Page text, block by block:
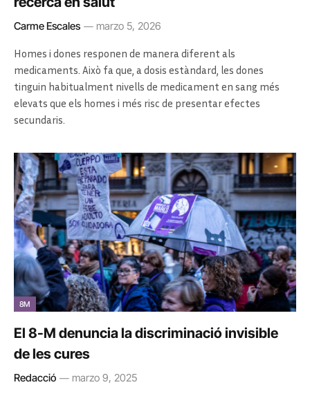
Carme Escales marzo 5, 2026
Homes i dones responen de manera diferent als
medicaments. Això fa que, a dosis estàndard, les dones
tinguin habitualment nivells de medicament en sang més
elevats que els homes i més risc de presentar efectes
secundaris.
8M
El 8-M denuncia la discriminació invisible
de les cures
Redacció marzo 9, 2025